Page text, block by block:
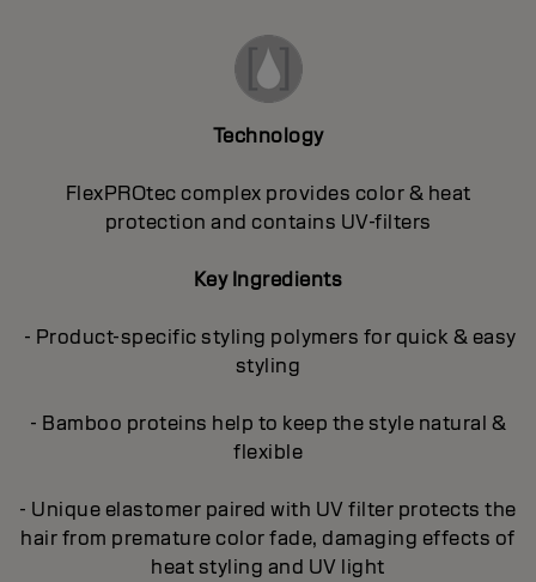
Technology
FlexPROtec complex provides color & heat
protection and contains UV-filters
Key Ingredients
- Product-specific styling polymers for quick & easy
styling
- Bamboo proteins help to keep the style natural &
flexible
- Unique elastomer paired with UV filter protects the
hair from premature color fade, damaging effects of
heat styling and UV light